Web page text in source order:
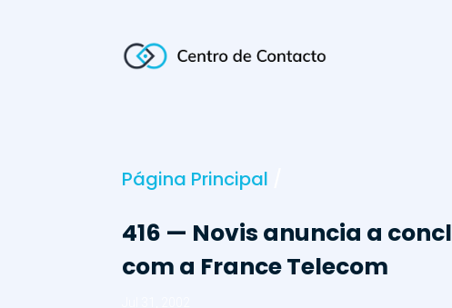
Página Principal
416 — Novis anuncia a
com a France Telecom